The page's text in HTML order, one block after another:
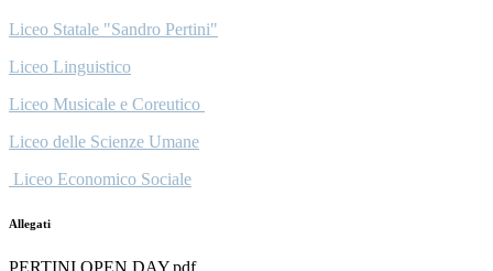
Liceo Statale "Sandro Pertini"
Liceo Linguistico
Liceo Musicale e Coreutico
Liceo delle Scienze Umane
Liceo Economico Sociale
Allegati
PERTINI OPEN DAY.pdf